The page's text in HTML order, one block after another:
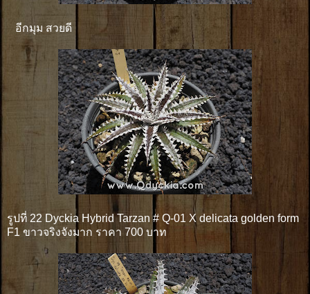
อีกมุม สวยดี
รูปที่ 22 Dyckia Hybrid Tarzan # Q-01 X delicata golden form
F1 ขาวจริงจังมาก ราคา 700 บาท